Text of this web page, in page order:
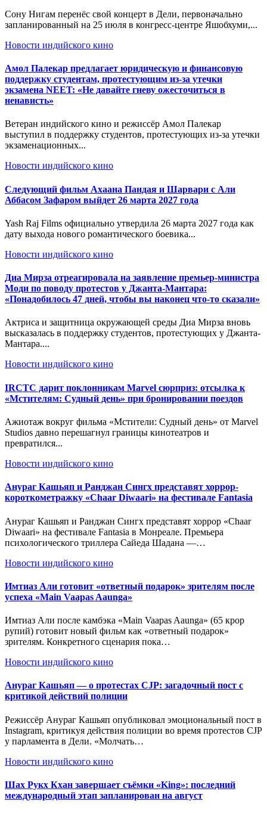
Сону Нигам перенёс свой концерт в Дели, первоначально
запланированный на 25 июля в конгресс-центре Яшобхуми,...
Новости индийского кино
Амол Палекар предлагает юридическую и финансовую
поддержку студентам, протестующим из-за утечки
экзамена NEET: «Не давайте гневу ожесточиться в
ненависть»
Ветеран индийского кино и режиссёр Амол Палекар
выступил в поддержку студентов, протестующих из-за утечки
экзаменационных...
Новости индийского кино
Следующий фильм Ахаана Пандая и Шарвари с Али
Аббасом Зафаром выйдет 26 марта 2027 года
Yash Raj Films официально утвердила 26 марта 2027 года как
дату выхода нового романтического боевика...
Новости индийского кино
Диа Мирза отреагировала на заявление премьер-министра
Моди по поводу протестов у Джанта-Мантара:
«Понадобилось 47 дней, чтобы вы наконец что-то сказали»
Актриса и защитница окружающей среды Диа Мирза вновь
высказалась в поддержку студентов, протестующих у Джанта-
Мантара....
Новости индийского кино
IRCTC дарит поклонникам Marvel сюрприз: отсылка к
«Мстителям: Судный день» при бронировании поездов
Ажиотаж вокруг фильма «Мстители: Судный день» от Marvel
Studios давно перешагнул границы кинотеатров и
превратился...
Новости индийского кино
Анураг Кашьяп и Ранджан Сингх представят хоррор-
короткометражку «Chaar Diwaari» на фестивале Fantasia
Анураг Кашьяп и Ранджан Сингх представят хоррор «Chaar
Diwaari» на фестивале Fantasia в Монреале. Премьера
психологического триллера Сайеда Шадана —…
Новости индийского кино
Имтиаз Али готовит «ответный подарок» зрителям после
успеха «Main Vaapas Aaunga»
Имтиаз Али после камбэка «Main Vaapas Aaunga» (65 крор
рупий) готовит новый фильм как «ответный подарок»
зрителям. Конкретного сценария пока…
Новости индийского кино
Анураг Кашьяп — о протестах CJP: загадочный пост с
критикой действий полиции
Режиссёр Анураг Кашьяп опубликовал эмоциональный пост в
Instagram, критикуя действия полиции во время протестов CJP
у парламента в Дели. «Молчать…
Новости индийского кино
Шах Рукх Кхан завершает съёмки «King»: последний
международный этап запланирован на август